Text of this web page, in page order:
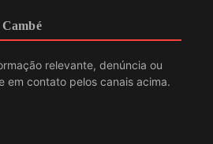
relevante, denúncia ou
em contato pelos canais acima.